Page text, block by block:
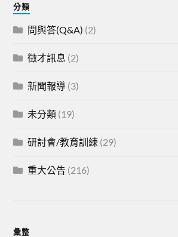
分類
問與答(Q&A) (2)
徵才訊息 (2)
新聞報導 (3)
未分類 (19)
研討會/教育訓練 (29)
重大公告 (216)
彙整